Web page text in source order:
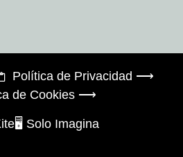
Política de Privacidad ⟶
de Cookies ⟶
🖥️ Solo Imagina